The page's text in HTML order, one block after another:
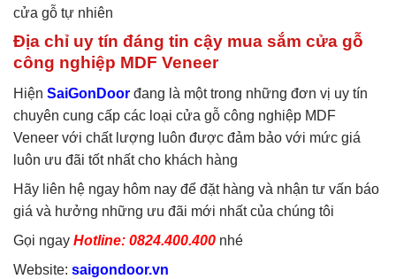
cửa gỗ tự nhiên
Địa chỉ uy tín đáng tin cậy mua sắm cửa gỗ
công nghiệp MDF Veneer
Hiện SaiGonDoor đang là một trong những đơn vị uy tín
chuyên cung cấp các loại cửa gỗ công nghiệp MDF
Veneer với chất lượng luôn được đảm bảo với mức giá
luôn ưu đãi tốt nhất cho khách hàng
Hãy liên hệ ngay hôm nay để đặt hàng và nhận tư vấn báo
giá và hưởng những ưu đãi mới nhất của chúng tôi
Gọi ngay Hotline: 0824.400.400 nhé
Website: saigondoor.vn